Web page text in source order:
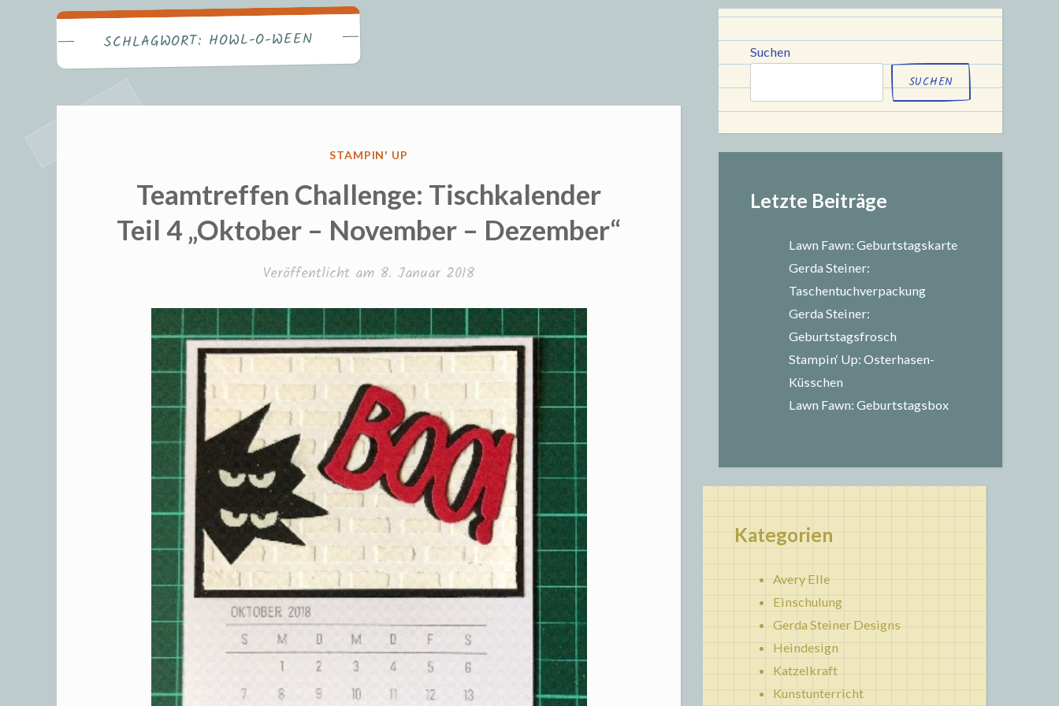
Freizeit und Schule
SCHLAGWORT: HOWL-O-WEEN
VERÖFFENTLICHT
STAMPIN' UP
Teamtreffen Challenge: Tischkalender
Teil 4 „Oktober – November – Dezember“
Veröffentlicht am 8. Januar 2018
Suchen
SUCHEN
Letzte Beiträge
Lawn Fawn: Geburtstagskarte
Gerda Steiner:
Taschentuchverpackung
Gerda Steiner:
Geburtstagsfrosch
Stampin‘ Up: Osterhasen-
Küsschen
Lawn Fawn: Geburtstagsbox
Kategorien
Avery Elle
Einschulung
Gerda Steiner Designs
Heindesign
Katzelkraft
Kunstunterricht